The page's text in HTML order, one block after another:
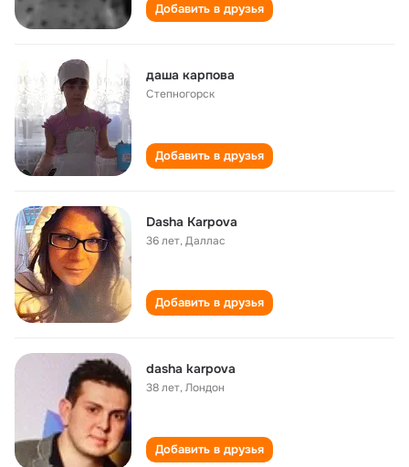
Добавить в друзья
даша карпова
Степногорск
Добавить в друзья
Dasha Karpova
36 лет,Даллас
Добавить в друзья
dasha karpova
38 лет,Лондон
Добавить в друзья